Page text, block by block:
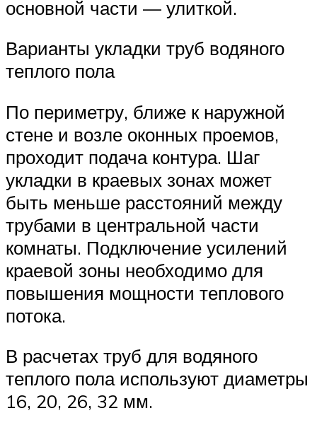
основной части — улиткой.
Варианты укладки труб водяного
теплого пола
По периметру, ближе к наружной
стене и возле оконных проемов,
проходит подача контура. Шаг
укладки в краевых зонах может
быть меньше расстояний между
трубами в центральной части
комнаты. Подключение усилений
краевой зоны необходимо для
повышения мощности теплового
потока.
В расчетах труб для водяного
теплого пола используют диаметры
16, 20, 26, 32 мм.